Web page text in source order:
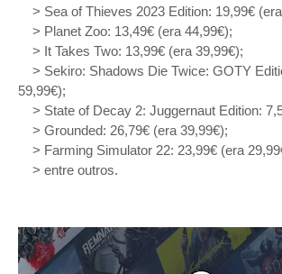
> Sea of Thieves 2023 Edition: 19,99€
> Planet Zoo: 13,49€ (era 44,99€);
> It Takes Two: 13,99€ (era 39,99€);
> Sekiro: Shadows Die Twice: GOTY
59,99€);
> State of Decay 2: Juggernaut Edition:
> Grounded: 26,79€ (era 39,99€);
> Farming Simulator 22: 23,99€ (era
> entre outros.